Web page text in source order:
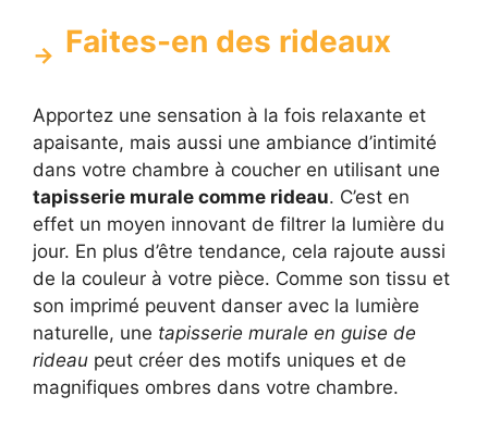
Faites-en des rideaux
Apportez une sensation à la fois relaxante et
apaisante, mais aussi une ambiance d’intimité
dans votre chambre à coucher en utilisant une
tapisserie murale comme rideau. C’est en
effet un moyen innovant de filtrer la lumière du
jour. En plus d’être tendance, cela rajoute aussi
de la couleur à votre pièce. Comme son tissu et
son imprimé peuvent danser avec la lumière
naturelle, une tapisserie murale en guise de
rideau peut créer des motifs uniques et de
magnifiques ombres dans votre chambre.